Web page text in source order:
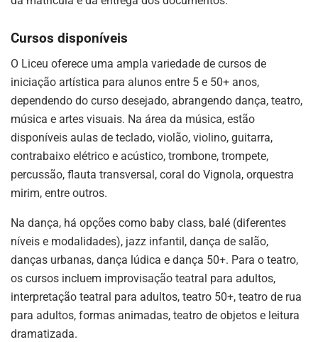
Cursos disponíveis
O Liceu oferece uma ampla variedade de cursos de
iniciação artística para alunos entre 5 e 50+ anos,
dependendo do curso desejado, abrangendo dança, teatro,
música e artes visuais. Na área da música, estão
disponíveis aulas de teclado, violão, violino, guitarra,
contrabaixo elétrico e acústico, trombone, trompete,
percussão, flauta transversal, coral do Vignola, orquestra
mirim, entre outros.
Na dança, há opções como baby class, balé (diferentes
níveis e modalidades), jazz infantil, dança de salão,
danças urbanas, dança lúdica e dança 50+. Para o teatro,
os cursos incluem improvisação teatral para adultos,
interpretação teatral para adultos, teatro 50+, teatro de rua
para adultos, formas animadas, teatro de objetos e leitura
dramatizada.